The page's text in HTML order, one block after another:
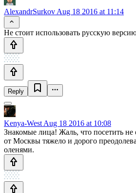
AlexandrSurkov Aug 18 2016 at 11:14
Не стоит использовать русскую
Reply
Kenya-West Aug 18 2016 at 10:08
Знакомые лица! Жаль, что посетить не
от Москвы тяжело и дорого
оленями.